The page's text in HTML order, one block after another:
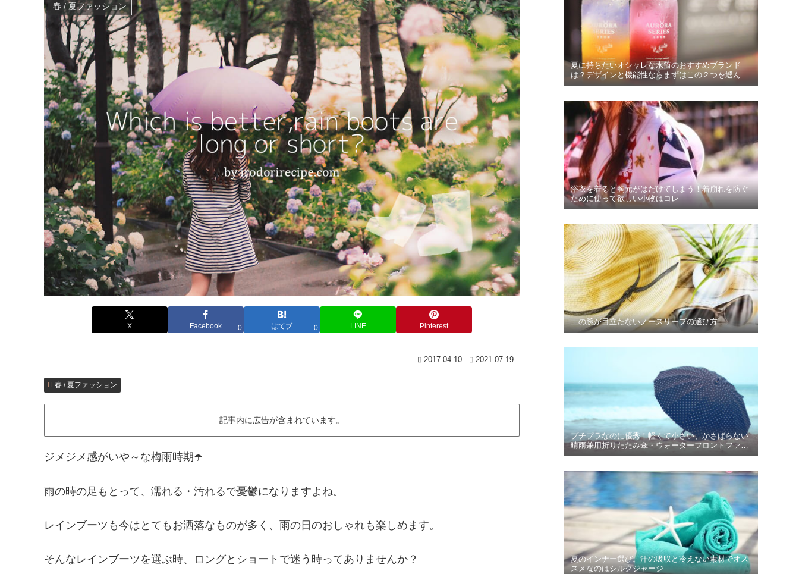
春 / 夏ファッション
X Facebook 0 はてブ 0 LINE Pinterest
2017.04.10 2021.07.19
春 / 夏ファッション
記事内に広告が含まれています。
ジメジメ感がいや～な梅雨時期☂️
雨の時の足もとって、濡れる・汚れるで憂鬱になりますよね。
レインブーツも今はとてもお洒落なものが多く、雨の日のおしゃれも楽しめます。
そんなレインブーツを選ぶ時、ロングとショートで迷う時ってありませんか？
夏に持ちたいオシャレな水筒のおすすめブランド
は？デザインと機能性ならまずはこの２つを選んで
みて！
浴衣を着ると胸元がはだけてしまう！着崩れを防ぐ
ために使って欲しい小物はコレ
二の腕が目立たないノースリーブの選び方
プチプラなのに優秀！軽くて小さい、かさばらない
晴雨兼用折りたたみ傘・ウォーターフロントファイ
ブスタープレミアム
夏のインナー選び。汗の吸収と冷えない素材でオス
スメなのはシルクジャージ